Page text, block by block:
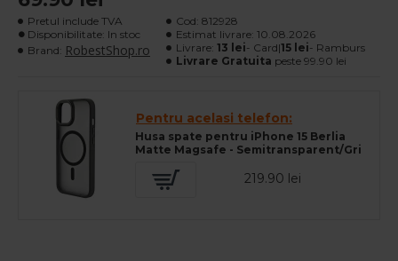
Pretul include TVA
Disponibilitate: In stoc
Brand: RobestShop.ro
Cod: 812928
Estimat livrare: 10.08.2026
Livrare: 13 lei- Card|15 lei- Ramburs
Livrare Gratuita peste 99.90 lei
Pentru acelasi telefon:
Husa spate pentru iPhone 15 Berlia
Matte Magsafe - Semitransparent/Gri
219.90 lei